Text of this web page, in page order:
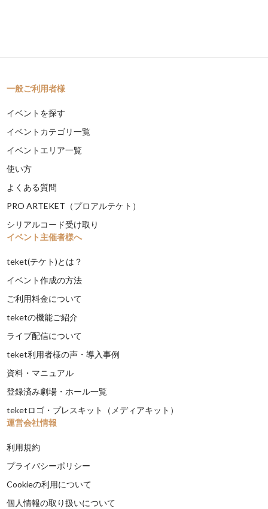
一般ご利用者様
イベントを探す
イベントカテゴリ一覧
イベントエリア一覧
使い方
よくある質問
PRO ARTEKET（プロアルテケト）
シリアルコード受け取り
イベント主催者様へ
teket(テケト)とは？
イベント作成の方法
ご利用料金について
teketの機能ご紹介
ライブ配信について
teket利用者様の声・導入事例
資料・マニュアル
登録済み劇場・ホール一覧
teketロゴ・プレスキット（メディアキット）
運営会社情報
利用規約
プライバシーポリシー
Cookieの利用について
個人情報の取り扱いについて